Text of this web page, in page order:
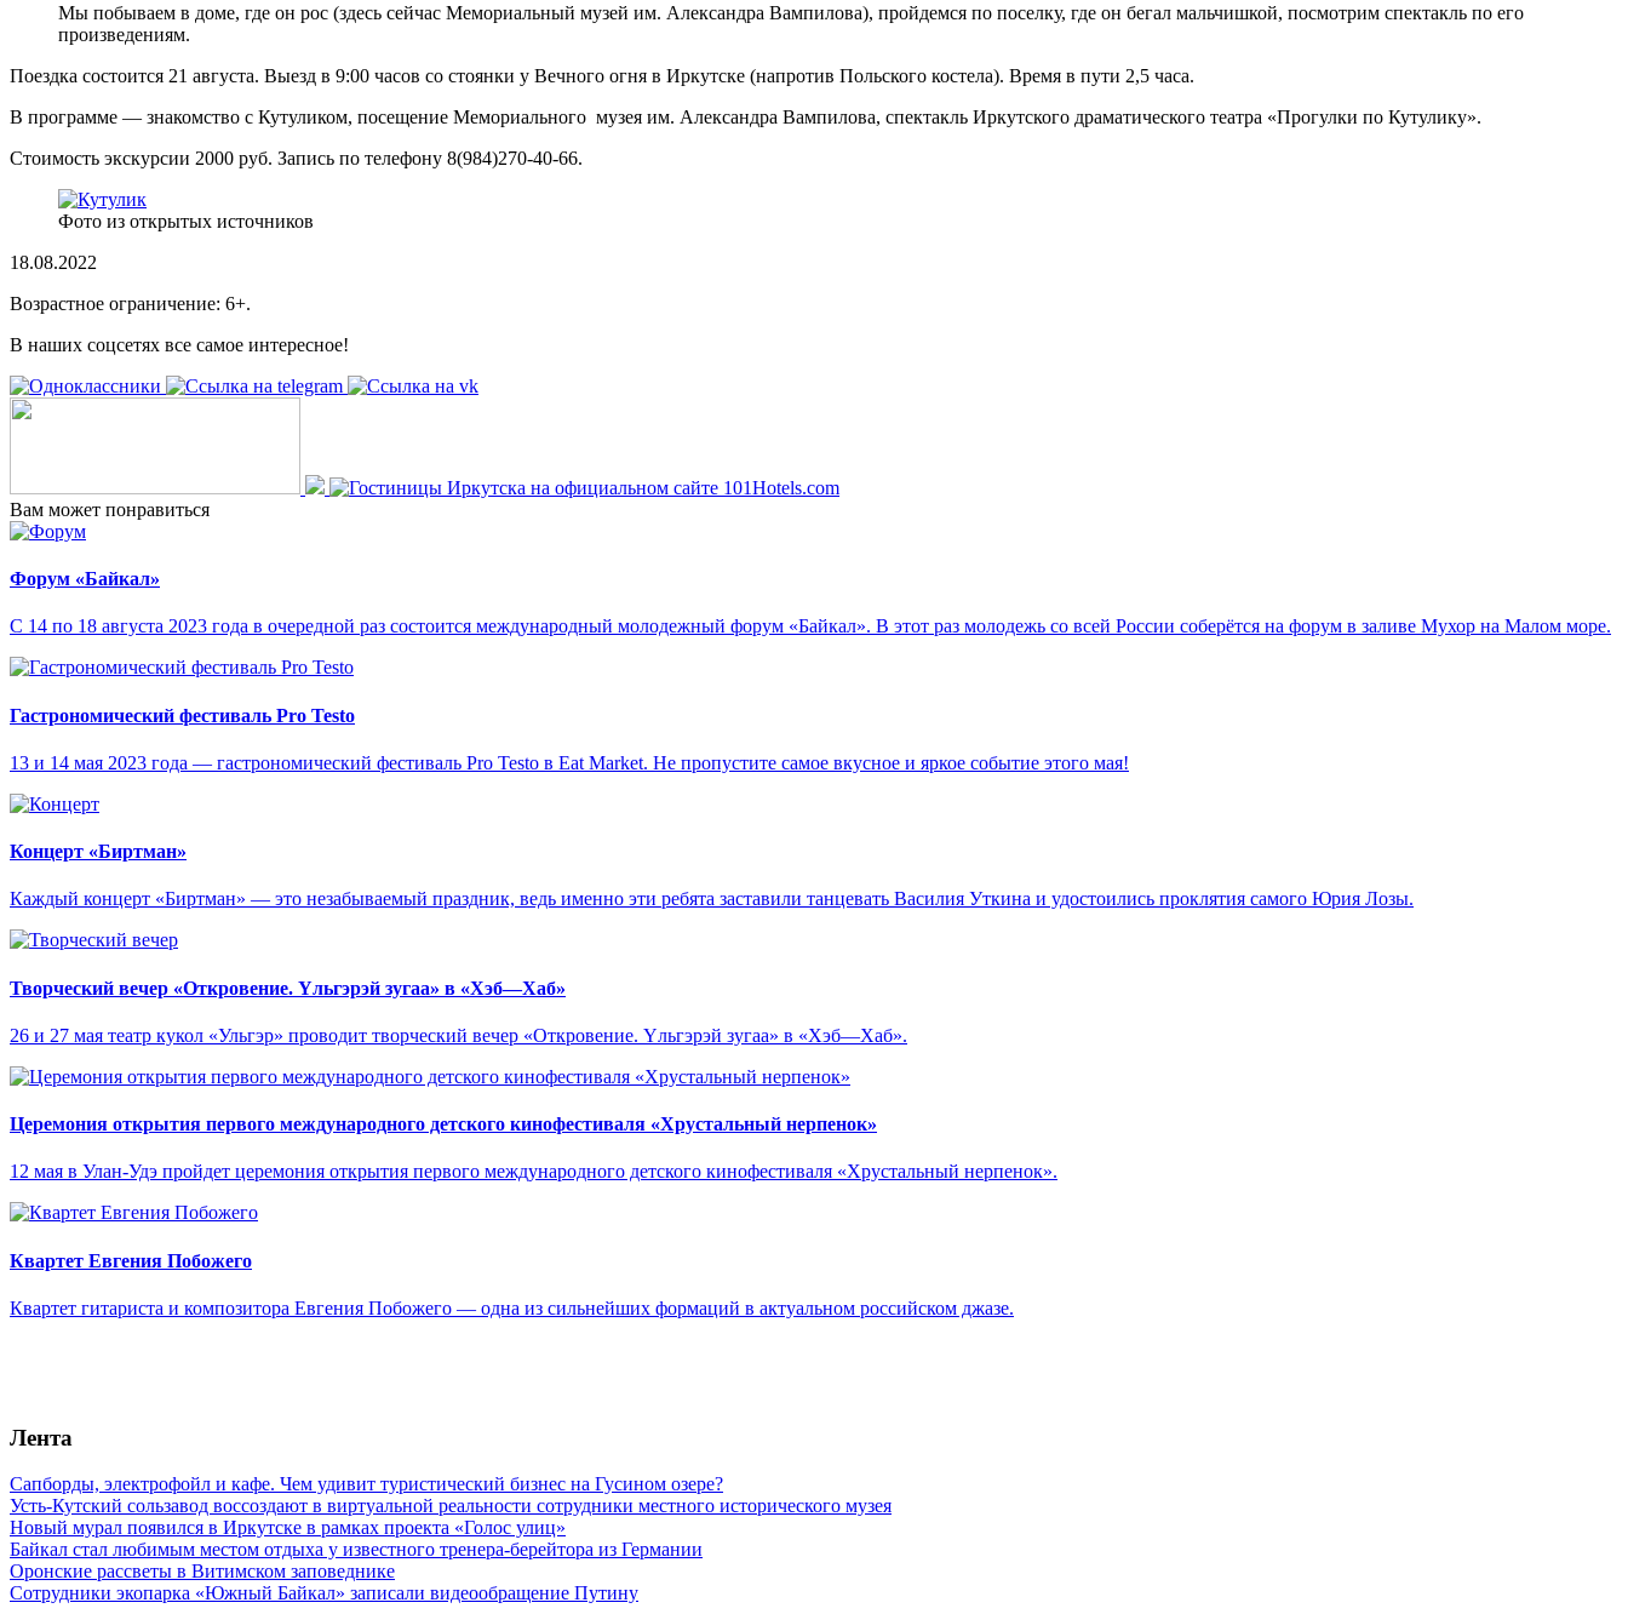
Мы побываем в доме, где он рос (здесь сейчас Мемориальный музей им. Александра Вампилова), пройдемся по поселку, где он бегал мальчишкой, посмотрим спектакль по его
произведениям.
Поездка состоится 21 августа. Выезд в 9:00 часов со стоянки у Вечного огня в Иркутске (напротив Польского костела). Время в пути 2,5 часа.
В программе — знакомство с Кутуликом, посещение Мемориального музея им. Александра Вампилова, спектакль Иркутского драматического театра «Прогулки по Кутулику».
Стоимость экскурсии 2000 руб. Запись по телефону 8(984)270-40-66.
Фото из открытых источников
18.08.2022
Возрастное ограничение: 6+.
В наших соцсетях все самое интересное!
Вам может понравиться
Форум «Байкал»
С 14 по 18 августа 2023 года в очередной раз состоится международный молодежный форум «Байкал». В этот раз молодежь со всей России соберётся на форум в заливе Мухор на Малом море.
Гастрономический фестиваль Pro Testo
13 и 14 мая 2023 года — гастрономический фестиваль Pro Testo в Eat Market. Не пропустите самое вкусное и яркое событие этого мая!
Концерт «Биртман»
Каждый концерт «Биртман» — это незабываемый праздник, ведь именно эти ребята заставили танцевать Василия Уткина и удостоились проклятия самого Юрия Лозы.
Творческий вечер «Откровение. Yльгэрэй зугаа» в «Хэб—Хаб»
26 и 27 мая театр кукол «Ульгэр» проводит творческий вечер «Откровение. Yльгэрэй зугаа» в «Хэб—Хаб».
Церемония открытия первого международного детского кинофестиваля «Хрустальный нерпенок»
12 мая в Улан-Удэ пройдет церемония открытия первого международного детского кинофестиваля «Хрустальный нерпенок».
Квартет Евгения Побожего
Квартет гитариста и композитора Евгения Побожего — одна из сильнейших формаций в актуальном российском джазе.
Лента
Сапборды, электрофойл и кафе. Чем удивит туристический бизнес на Гусином озере?
Усть-Кутский сользавод воссоздают в виртуальной реальности сотрудники местного исторического музея
Новый мурал появился в Иркутске в рамках проекта «Голос улиц»
Байкал стал любимым местом отдыха у известного тренера-берейтора из Германии
Оронские рассветы в Витимском заповеднике
Сотрудники экопарка «Южный Байкал» записали видеообращение Путину